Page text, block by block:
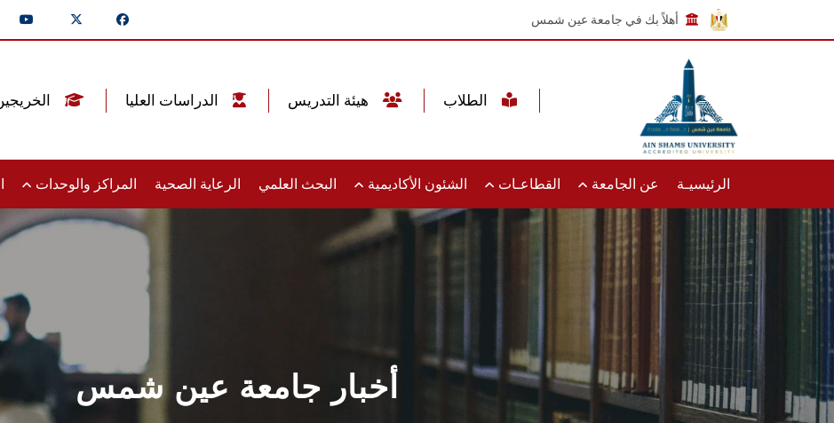
أهلاً بك في جامعة عين شمس
الرئيسيـة عن الجامعة القطاعـات الشئون الأكاديمية البحث العلمي الرعاية الصحية المراكز والوحدات
أخبار جامعة عين شمس